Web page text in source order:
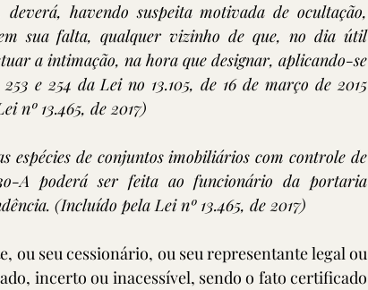
havendo suspeita motivada de ocultação,
sua falta, qualquer vizinho de que, no dia útil
a intimação, na hora que designar, aplicando-se
e 254 da Lei no 13.105, de 16 de março de 2015
nº 13.465, de 2017)
espécies de conjuntos imobiliários com controle de
A poderá ser feita ao funcionário da portaria
(Incluído pela Lei nº 13.465, de 2017)
ou seu cessionário, ou seu representante legal ou
incerto ou inacessível, sendo o fato certificado